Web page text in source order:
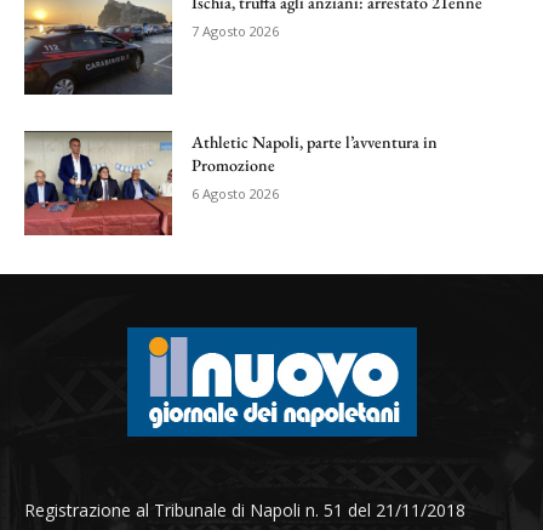
7 Agosto 2026
Athletic Napoli, parte l’avventura in
Promozione
6 Agosto 2026
Registrazione al Tribunale di Napoli n. 51 del 21/11/2018